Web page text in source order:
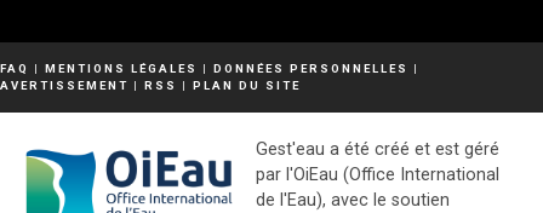
FAQ | MENTIONS LÉGALES | DONNÉES PERSONNELLES
|
AVERTISSEMENT | RSS | PLAN DU SITE
Gest'eau a été créé et est géré
par l'OiEau (Office International
de l'Eau), avec le soutien